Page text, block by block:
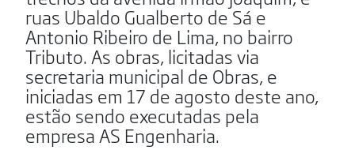
ruas Ubaldo Gualberto de Sá e
Antonio Ribeiro de Lima, no bairro
Tributo. As obras, licitadas via
secretaria municipal de Obras, e
iniciadas em 17 de agosto deste ano,
estão sendo executadas pela
empresa AS Engenharia.